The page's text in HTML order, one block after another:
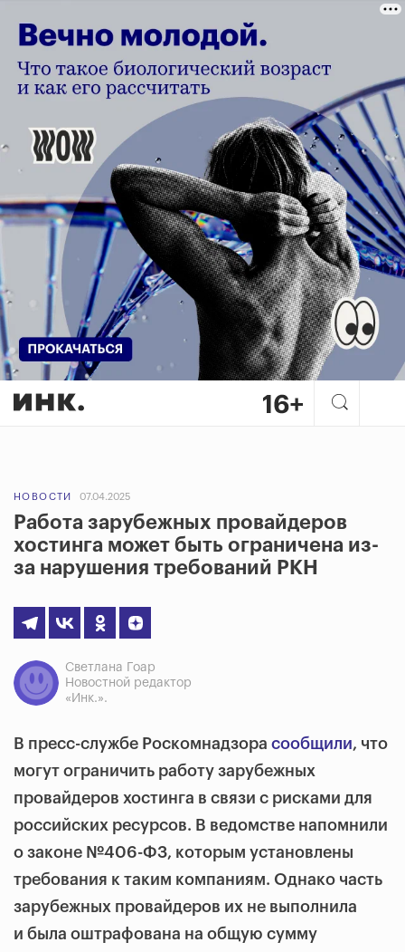
НОВОСТИ 07.04.2025
Работа зарубежных провайдеров
хостинга может быть ограничена из-
за нарушения требований РКН
Светлана Гоар
Новостной редактор
«Инк.».
В пресс-службе Роскомнадзора сообщили, что
могут ограничить работу зарубежных
провайдеров хостинга в связи с рисками для
российских ресурсов. В ведомстве напомнили
о законе №406-ФЗ, которым установлены
требования к таким компаниям. Однако часть
зарубежных провайдеров их не выполнила
и была оштрафована на общую сумму